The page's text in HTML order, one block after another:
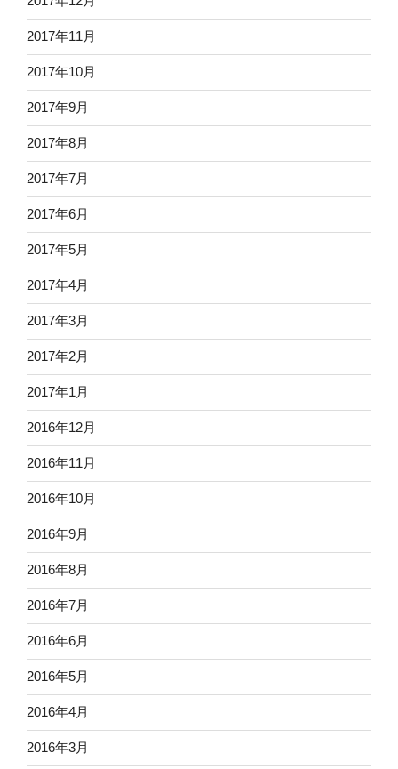
2017年11月
2017年10月
2017年9月
2017年8月
2017年7月
2017年6月
2017年5月
2017年4月
2017年3月
2017年2月
2017年1月
2016年12月
2016年11月
2016年10月
2016年9月
2016年8月
2016年7月
2016年6月
2016年5月
2016年4月
2016年3月